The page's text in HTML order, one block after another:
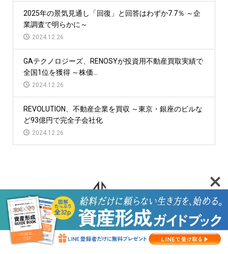
2025年の景気見通し「回復」と回答はわずか7.7％ ～企
業調査で明らかに～
2024.12.26
GAテクノロジーズ、RENOSYが投資用不動産買取実績で
全国1位を獲得 ～株価...
2024.12.26
REVOLUTION、不動産企業を買収 ～東京・銀座のビルな
ど93億円で完全子会社化
2024.12.26
HOME
セミナー・相談会
今だけ無料タブロイド紙配布中